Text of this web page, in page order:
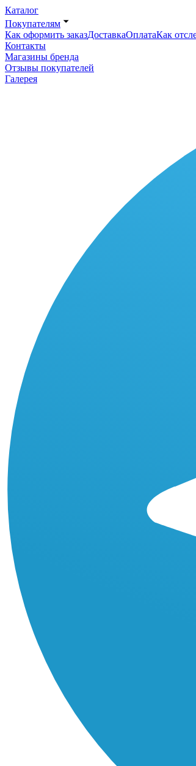
Каталог
Покупателям
Как оформить заказДоставкаОплатаКак
Контакты
Магазины бренда
Отзывы покупателей
Галерея